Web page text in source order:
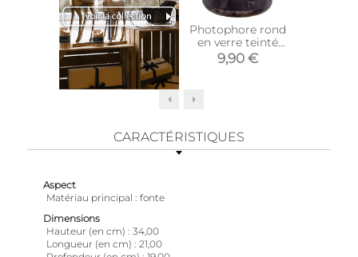
Photophore rond
en verre teinté
violet
9,90 €
CARACTÉRISTIQUES
Aspect
Matériau principal
fonte
Dimensions
Hauteur (en cm)
34,00
Longueur (en cm)
21,00